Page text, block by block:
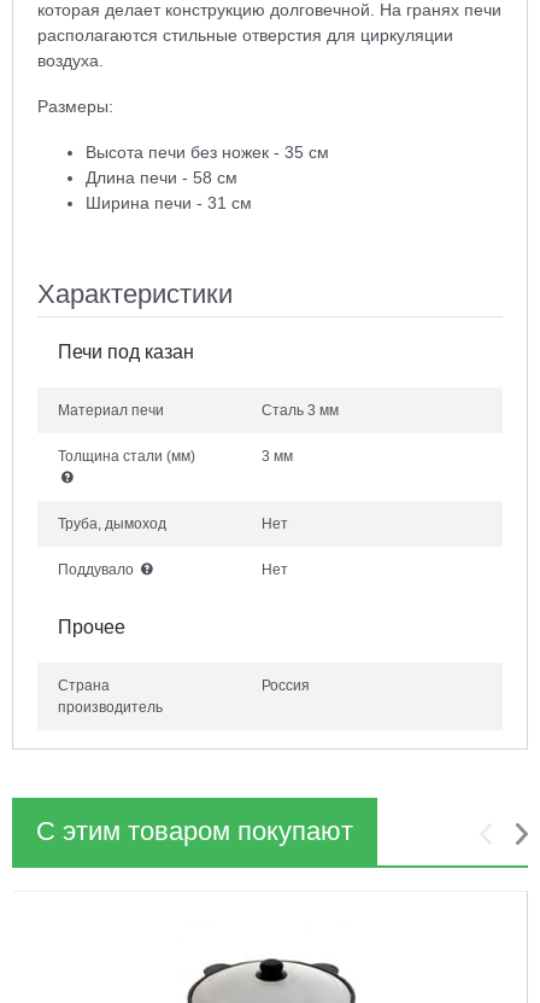
которая делает конструкцию долговечной. На гранях печи
располагаются стильные отверстия для циркуляции
воздуха.
Размеры:
Высота печи без ножек - 35 см
Длина печи - 58 см
Ширина печи - 31 см
Характеристики
Печи под казан
Материал печи Сталь 3 мм
Толщина стали (мм) 3 мм
Труба, дымоход Нет
Поддувало Нет
Прочее
Страна
производитель
Россия
С этим товаром покупают